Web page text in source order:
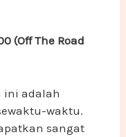
(Off The Road
ini adalah
waktu.
sangat